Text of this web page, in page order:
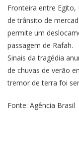
Fronteira entre Egito,
de trânsito de
permite um
passagem de Rafah.
Sinais da tragédia
de chuvas de verão
tremor de terra foi
Fonte: Agência Brasil